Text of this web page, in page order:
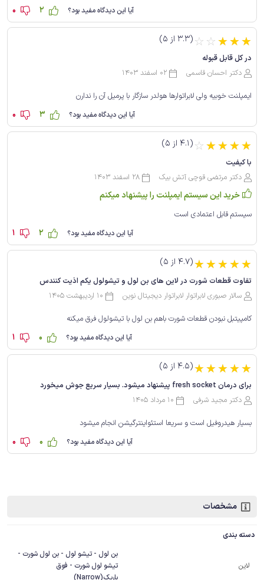
آیا این دیدگاه مفید بود؟ 2
0
(3.3 از 5)☆ ☆☆☆☆
در کل قابل قبوله
دکتر احسان قاسمی
02 اسفند 1403
ایمپلنت خوبیه ولی لابراتوارها هولدر سازگار با پرمیل آن را ندارن
آیا این دیدگاه مفید بود؟ 3
0
(4.1 از 5)☆☆☆☆☆
با کیفیت
دکتر مرتضی قوچی آتش بیک
28 اسفند 1403
خرید این سیستم ایمپلنت را پیشنهاد میکنم
سیستم قابل اعتمادی است
آیا این دیدگاه مفید بود؟ 2
1
(4.7 از 5)☆☆☆☆☆
تفاوت قطعات شورت در لاین های بن لول و تیشو‌لول یکم اذیت کنندس
سالار صبوری لابراتوار لابراتوار دیجیتال نوین
10 اردیبهشت 1405
کامپیتبل نبودن قطعات شورت باهم بن لول با تیشو‌لول فرق میکنه
آیا این دیدگاه مفید بود؟ 0
1
(4.5 از 5)☆☆☆☆☆
برای درمان fresh socket پیشنهاد میشود. بسیار سریع جوش میخورد
دکتر مجید شرفی
10 مرداد 1405
بسیار هیدروفیل است و سریعا استئواینترگیشن انجام میشود
آیا این دیدگاه مفید بود؟ 0
0
مشخصات
دسته بندی
لاین
بن لول - تیشو لول - بن لول شورت -
تیشو لول شورت - فوق
باریک(Narrow)